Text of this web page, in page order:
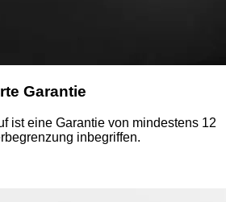
Garantie
ist eine Garantie von mindestens 12
inbegriffen.